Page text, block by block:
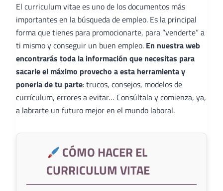
El curriculum vitae es uno de los documentos más
importantes en la búsqueda de empleo. Es la principal
forma que tienes para promocionarte, para “venderte” a
ti mismo y conseguir un buen empleo. En nuestra web
encontrarás toda la información que necesitas para
sacarle el máximo provecho a esta herramienta y
ponerla de tu parte: trucos, consejos, modelos de
currículum, errores a evitar… Consúltala y comienza, ya,
a labrarte un futuro mejor en el mundo laboral.
CÓMO HACER EL
CURRICULUM VITAE